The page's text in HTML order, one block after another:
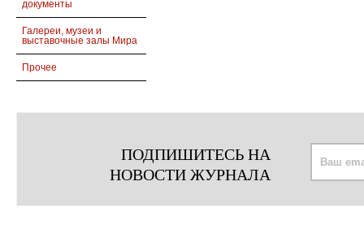
документы
Галереи, музеи и
выставочные залы Мира
Прочее
ПОДПИШИТЕСЬ НА
НОВОСТИ ЖУРНАЛА